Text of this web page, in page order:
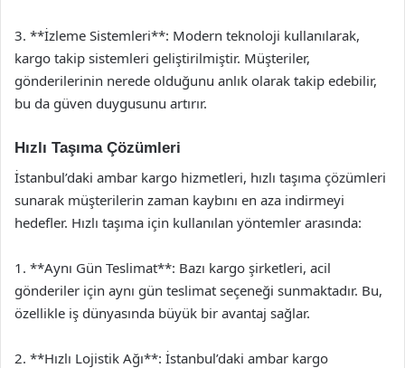
3. **İzleme Sistemleri**: Modern teknoloji kullanılarak,
kargo takip sistemleri geliştirilmiştir. Müşteriler,
gönderilerinin nerede olduğunu anlık olarak takip edebilir,
bu da güven duygusunu artırır.
Hızlı Taşıma Çözümleri
İstanbul’daki ambar kargo hizmetleri, hızlı taşıma çözümleri
sunarak müşterilerin zaman kaybını en aza indirmeyi
hedefler. Hızlı taşıma için kullanılan yöntemler arasında:
1. **Aynı Gün Teslimat**: Bazı kargo şirketleri, acil
gönderiler için aynı gün teslimat seçeneği sunmaktadır. Bu,
özellikle iş dünyasında büyük bir avantaj sağlar.
2. **Hızlı Lojistik Ağı**: İstanbul’daki ambar kargo